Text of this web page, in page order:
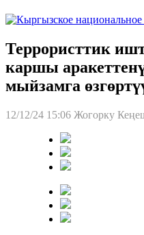
Террористтик
каршы
мыйзамга
12/12/24 15:06 Жогорку